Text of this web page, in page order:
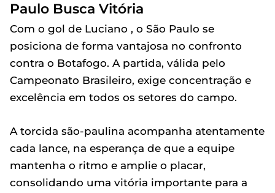
Paulo Busca Vitória
Com o gol de Luciano , o São Paulo se
posiciona de forma vantajosa no confronto
contra o Botafogo. A partida, válida pelo
Campeonato Brasileiro, exige concentração e
excelência em todos os setores do campo.
A torcida são-paulina acompanha atentamente
cada lance, na esperança de que a equipe
mantenha o ritmo e amplie o placar,
consolidando uma vitória importante para a